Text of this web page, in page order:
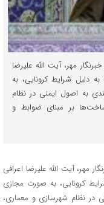
مهر، آیت الله علیرضا
دلیل شرایط کرونایی، به
به اصول ایمنی در نظام
بر مبنای ضوابط و
مهر، آیت الله علیرضا اعرافی
کرونایی، به صورت مجازی
در نظام شهرسازی و معماری،